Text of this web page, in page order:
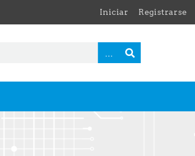
Iniciar Registrarse